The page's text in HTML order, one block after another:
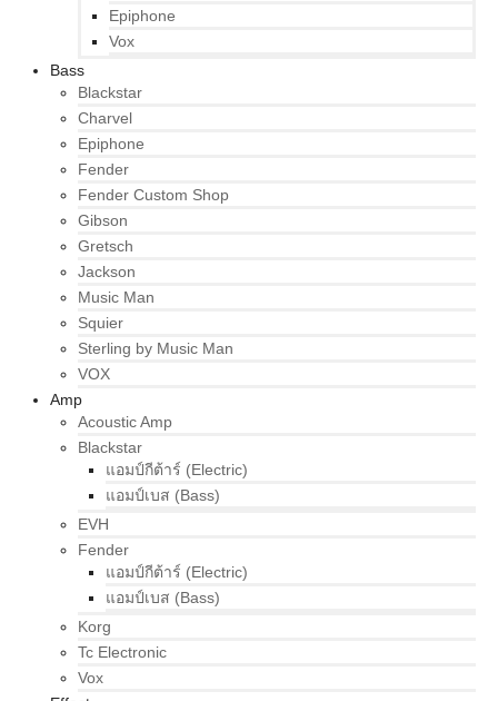
Epiphone
Vox
Bass
Blackstar
Charvel
Epiphone
Fender
Fender Custom Shop
Gibson
Gretsch
Jackson
Music Man
Squier
Sterling by Music Man
VOX
Amp
Acoustic Amp
Blackstar
แอมป์กีต้าร์ (Electric)
แอมป์เบส (Bass)
EVH
Fender
แอมป์กีต้าร์ (Electric)
แอมป์เบส (Bass)
Korg
Tc Electronic
Vox